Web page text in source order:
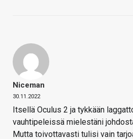
Niceman
30.11.2022
Itsellä Oculus 2 ja tykkään
vauhtipeleissä mielestäni
Mutta toivottavasti tulisi vain